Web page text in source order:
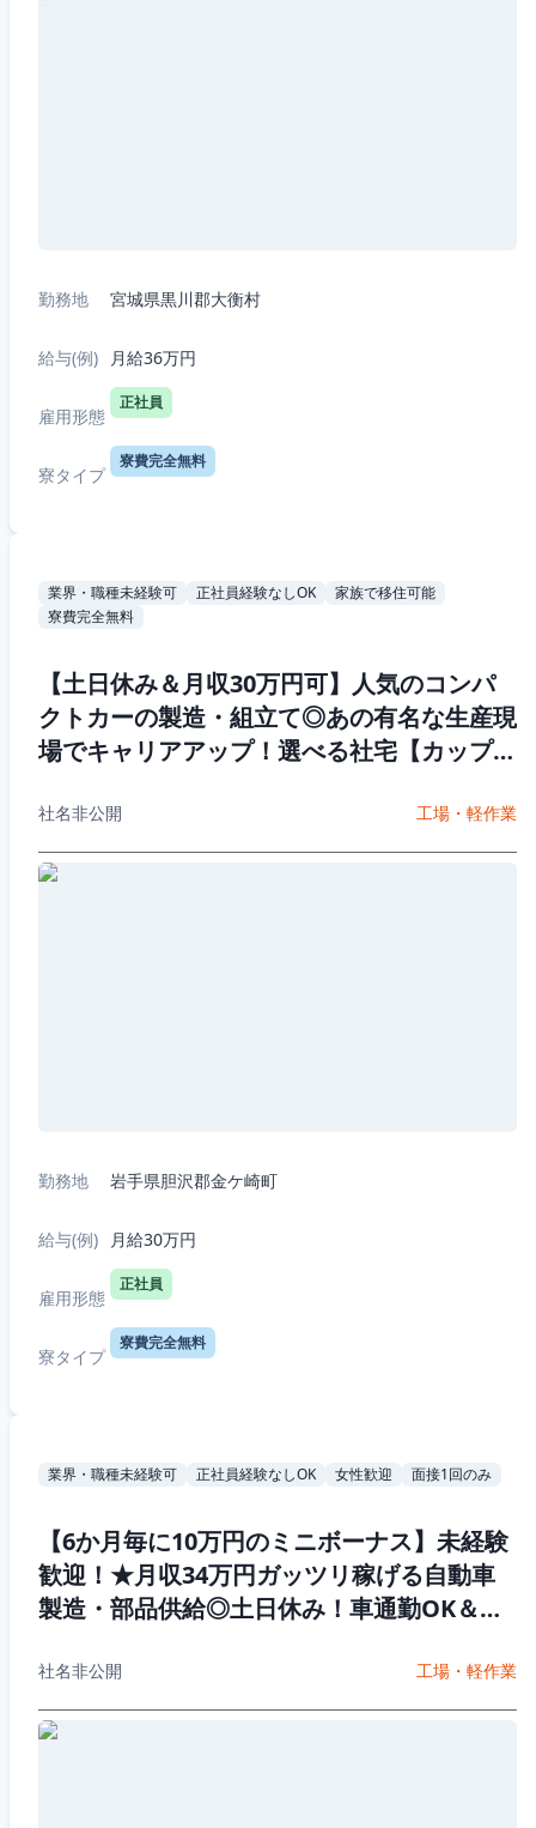
勤務地 宮城県黒川郡大衡村
給与(例) 月給36万円
雇用形態
正社員
寮タイプ
寮費完全無料
業界・職種未経験可 正社員経験なしOK
家族で移住可能
寮費完全無料
【土日休み＆月収30万円可】人気のコンパ
クトカーの製造・組立て◎あの有名な生産現
場でキャリアアップ！選べる社宅【カップル
社名非公開 工場・軽作業
勤務地 岩手県胆沢郡金ケ崎町
給与(例) 月給30万円
雇用形態
正社員
寮タイプ
寮費完全無料
業界・職種未経験可 正社員経験なしOK 女性歓迎 面接1回のみ
【6か月毎に10万円のミニボーナス】未経験
歓迎！★月収34万円ガッツリ稼げる自動車
製造・部品供給◎土日休み！車通勤OK＆男
社名非公開 工場・軽作業